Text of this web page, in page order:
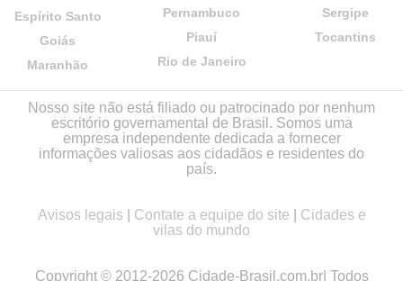
Espírito Santo
Goiás
Maranhão
Pernambuco
Piauí
Rio de Janeiro
Sergipe
Tocantins
Nosso site não está filiado ou patrocinado por nenhum
escritório governamental de Brasil. Somos uma
empresa independente dedicada a fornecer
informações valiosas aos cidadãos e residentes do
país.
Avisos legais Contate a equipe do site
Cidades e
vilas do mundo
Copyright © 2012-2026 Cidade-Brasil.com.br| Todos